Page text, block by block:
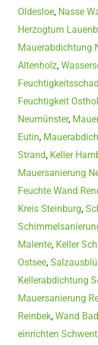
Oldesloe, Nasse
Herzogtum
Mauerabdichtung
Altenholz,
Feuchtigkeit
Neumünster,
Eutin,
Strand, Keller
Mauersanierung
Feuchte Wand
Kreis Steinburg,
Malente, Keller
Ostsee,
Kellerabdichtung
Mauersanierung
Reinbek, Wand
einrichten